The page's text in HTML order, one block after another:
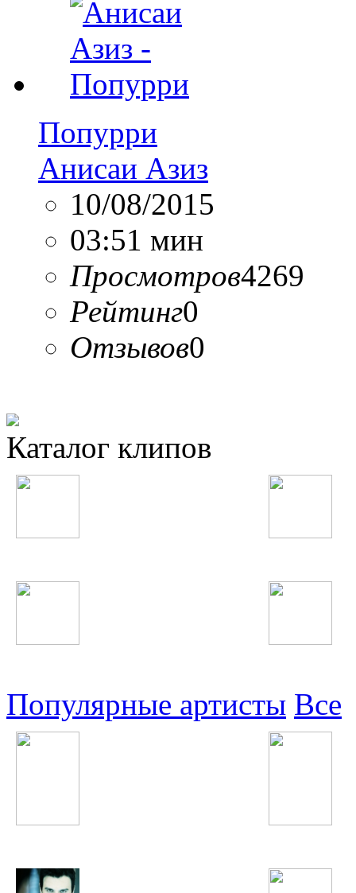
Попурри
Анисаи Азиз
10/08/2015
03:51 мин
Просмотров4269
Рейтинг0
Отзывов0
Каталог клипов
Популярные артисты Все